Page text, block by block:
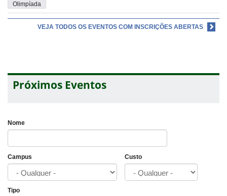
Olimpíada
VEJA TODOS OS EVENTOS COM INSCRIÇÕES ABERTAS
Próximos Eventos
Nome
Campus Custo
Tipo